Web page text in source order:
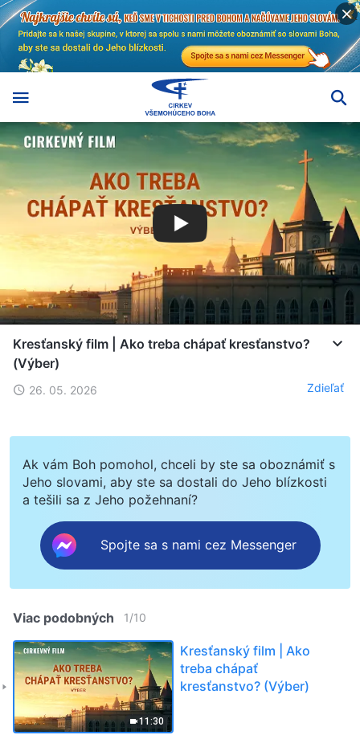
Kresťanský film | Ako treba chápať kresťanstvo?
(Výber)
26. 05. 2026 Zdieľať
Ak vám Boh pomohol, chceli by ste sa oboznámiť s
Jeho slovami, aby ste sa dostali do Jeho blízkosti
a tešili sa z Jeho požehnaní?
Spojte sa s nami cez Messenger
Viac podobných 1/10
11:30
Kresťanský film | Ako
treba chápať
kresťanstvo? (Výber)